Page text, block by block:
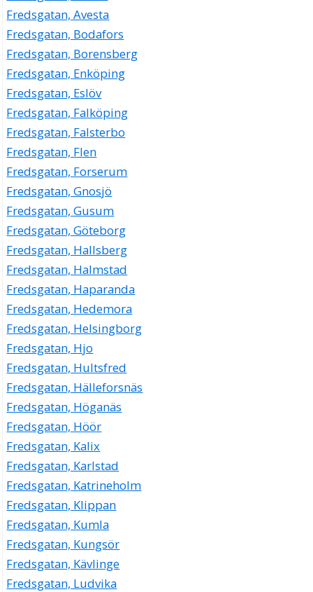
Fredsgatan, Avesta
Fredsgatan, Bodafors
Fredsgatan, Borensberg
Fredsgatan, Enköping
Fredsgatan, Eslöv
Fredsgatan, Falköping
Fredsgatan, Falsterbo
Fredsgatan, Flen
Fredsgatan, Forserum
Fredsgatan, Gnosjö
Fredsgatan, Gusum
Fredsgatan, Göteborg
Fredsgatan, Hallsberg
Fredsgatan, Halmstad
Fredsgatan, Haparanda
Fredsgatan, Hedemora
Fredsgatan, Helsingborg
Fredsgatan, Hjo
Fredsgatan, Hultsfred
Fredsgatan, Hälleforsnäs
Fredsgatan, Höganäs
Fredsgatan, Höör
Fredsgatan, Kalix
Fredsgatan, Karlstad
Fredsgatan, Katrineholm
Fredsgatan, Klippan
Fredsgatan, Kumla
Fredsgatan, Kungsör
Fredsgatan, Kävlinge
Fredsgatan, Ludvika